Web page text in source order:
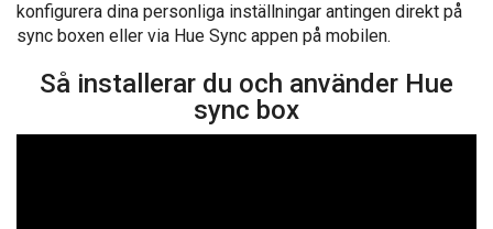
konfigurera dina personliga inställningar antingen direkt på
sync boxen eller via Hue Sync appen på mobilen.
Så installerar du och använder Hue
sync box